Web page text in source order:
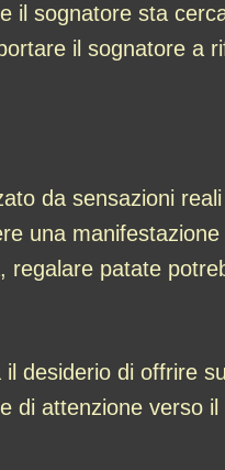
il sognatore sta
il sognatore a
da sensazioni
una
patate
desiderio di offrire
di attenzione verso